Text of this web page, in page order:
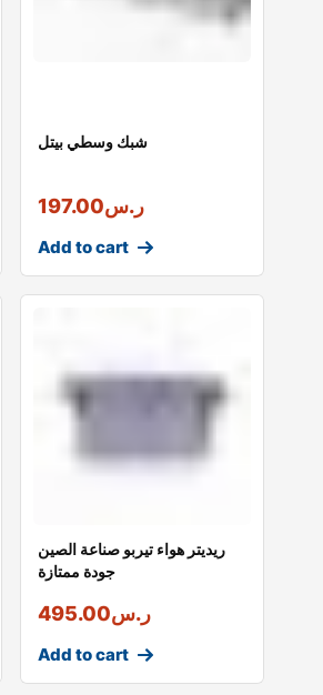
شبك وسطي بيتل
ر.س197.00
Add to cart
ريديتر هواء تيربو صناعة الصين
جودة ممتازة
ر.س495.00
Add to cart